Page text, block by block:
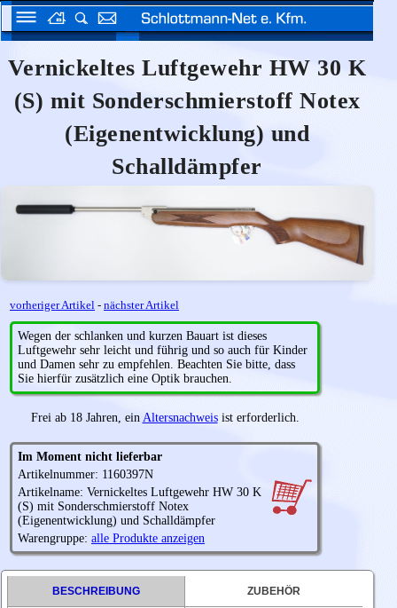
Vernickeltes Luftgewehr HW 30 K
(S) mit Sonderschmierstoff Notex
(Eigenentwicklung) und
Schalldämpfer
vorheriger Artikel - nächster Artikel
Wegen der schlanken und kurzen Bauart ist dieses
Luftgewehr sehr leicht und führig und so auch für Kinder
und Damen sehr zu empfehlen. Beachten Sie bitte, dass
Sie hierfür zusätzlich eine Optik brauchen.
Frei ab 18 Jahren, ein Altersnachweisist erforderlich.
Im Moment nicht lieferbar
Artikelnummer: 1160397N
Artikelname: Vernickeltes Luftgewehr HW 30 K
(S) mit Sonderschmierstoff Notex
(Eigenentwicklung) und Schalldämpfer
Warengruppe: alle Produkte anzeigen
BESCHREIBUNG ZUBEHÖR